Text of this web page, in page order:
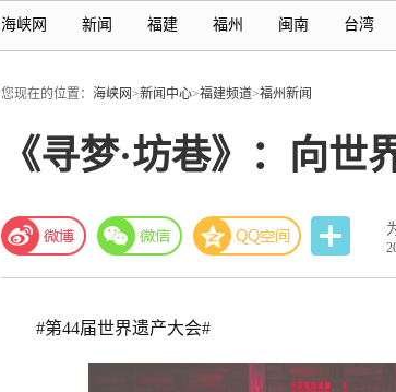
海峡网 新闻 福建 福州 闽南 台湾
您现在的位置： 海峡网>新闻中心>福建频道>福州新闻
《寻梦·坊巷》：向
#第44届世界遗产大会#